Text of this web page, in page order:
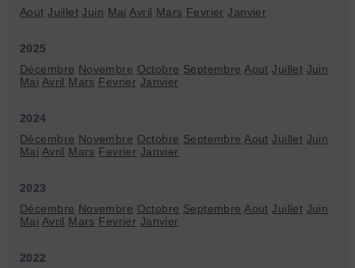
Aout Juillet Juin Mai Avril Mars Fevrier Janvier
2025
Décembre Novembre Octobre Septembre Aout Juillet Juin
Mai Avril Mars Fevrier Janvier
2024
Décembre Novembre Octobre Septembre Aout Juillet Juin
Mai Avril Mars Fevrier Janvier
2023
Décembre Novembre Octobre Septembre Aout Juillet Juin
Mai Avril Mars Fevrier Janvier
2022